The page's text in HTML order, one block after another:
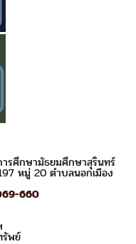
รศึกษามัธยมศึกษาสุรินทร์
หมู่ 20 ตำบลนอกเมือง
660
พย์